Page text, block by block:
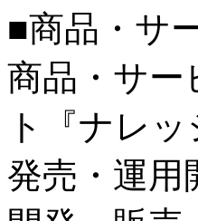
■商品・サ
商品・サー
ト『ナレッ
発売・運用